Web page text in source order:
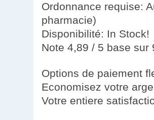
Ordonnance requise:
pharmacie)
Disponibilité: In Stock!
Note 4,89 / 5 base sur
Options de paiement
Economisez votre
Votre entiere